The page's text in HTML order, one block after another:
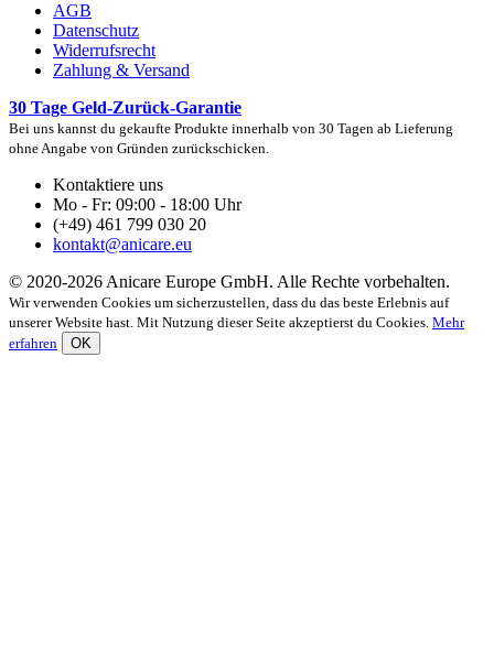
AGB
Datenschutz
Widerrufsrecht
Zahlung & Versand
30 Tage Geld-Zurück-Garantie
Bei uns kannst du gekaufte Produkte innerhalb von 30 Tagen ab Lieferung
ohne Angabe von Gründen zurückschicken.
Kontaktiere uns
Mo - Fr: 09:00 - 18:00 Uhr
(+49) 461 799 030 20
kontakt@anicare.eu
© 2020-2026 Anicare Europe GmbH. Alle Rechte vorbehalten.
Wir verwenden Cookies um sicherzustellen, dass du das beste Erlebnis auf
unserer Website hast. Mit Nutzung dieser Seite akzeptierst du Cookies. Mehr
erfahren
OK